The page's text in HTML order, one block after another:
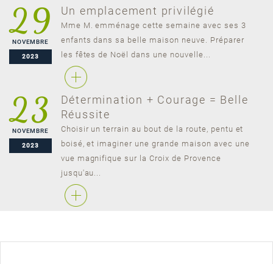
29
NOVEMBRE
2023
Un emplacement privilégié
Mme M. emménage cette semaine avec ses 3
enfants dans sa belle maison neuve. Préparer
les fêtes de Noël dans une nouvelle...
23
NOVEMBRE
2023
Détermination + Courage = Belle
Réussite
Choisir un terrain au bout de la route, pentu et
boisé, et imaginer une grande maison avec une
vue magnifique sur la Croix de Provence
jusqu'au...